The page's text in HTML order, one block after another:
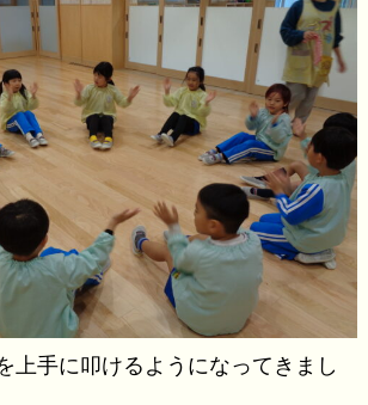
上手に叩けるようになってきまし